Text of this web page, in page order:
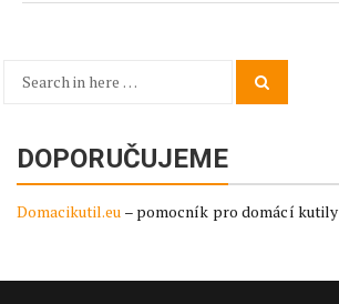
Search
DOPORUČUJEME
Domacikutil.eu – pomocník pro domácí kutily